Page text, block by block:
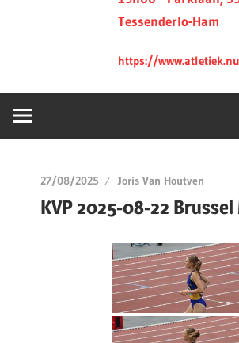
Tessenderlo-Ham
https://
27/08/2025 Joris Van Houtven
KVP 2025-08-22 Brussel